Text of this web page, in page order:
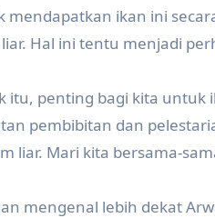
mendapatkan ikan ini
Hal ini tentu menjadi
itu, penting bagi kita untuk
pembibitan dan
liar. Mari kita bersama-
mengenal lebih dekat